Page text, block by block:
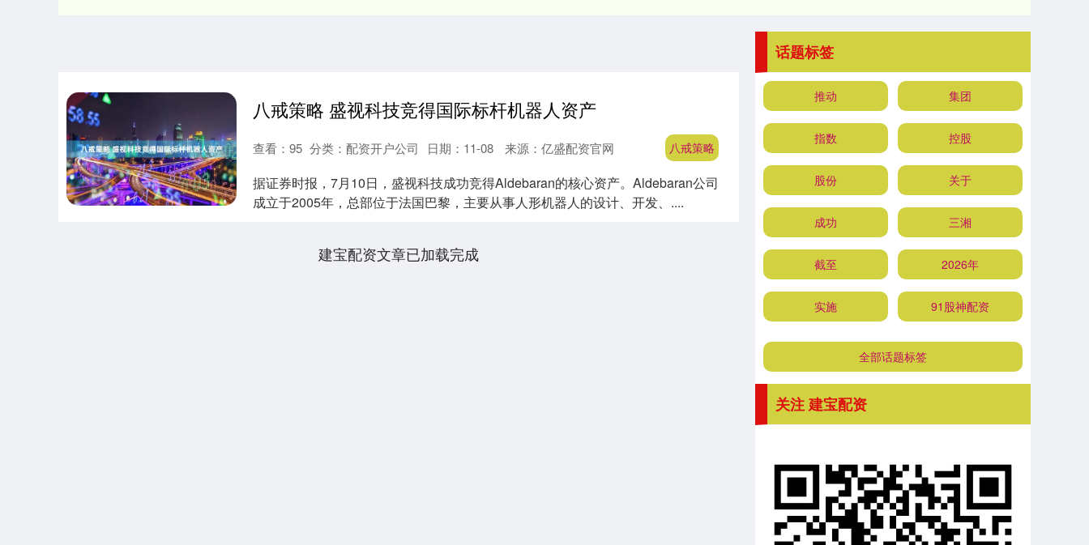
八戒策略 盛视科技竞得国际标杆机器人资产
八戒策略
日期：11-08 来源：亿盛配资官网
查看： 95 分类： 配资开户公司
据证券时报，7月10日，盛视科技成功竞得Aldebaran的核心资产。Aldebaran公司
成立于2005年，总部位于法国巴黎，主要从事人形机器人的设计、开发、....
建宝配资文章已加载完成
话题标签
推动 集团
指数 控股
股份 关于
成功 三湘
截至 2026年
实施 91股神配资
全部话题标签
关注 建宝配资